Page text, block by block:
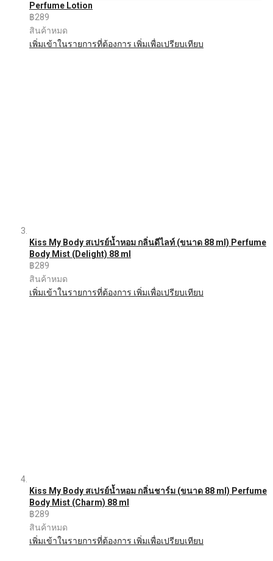
Perfume Lotion
฿289
สินค้าหมด
เพิ่มเข้าในรายการที่ต้องการ เพิ่มเพื่อเปรียบเทียบ
Kiss My Body สเปรย์น้ำหอม กลิ่นดีไลท์ (ขนาด 88 ml) Perfume
Body Mist (Delight) 88 ml
฿289
สินค้าหมด
เพิ่มเข้าในรายการที่ต้องการ เพิ่มเพื่อเปรียบเทียบ
Kiss My Body สเปรย์น้ำหอม กลิ่นชาร์ม (ขนาด 88 ml) Perfume
Body Mist (Charm) 88 ml
฿289
สินค้าหมด
เพิ่มเข้าในรายการที่ต้องการ เพิ่มเพื่อเปรียบเทียบ